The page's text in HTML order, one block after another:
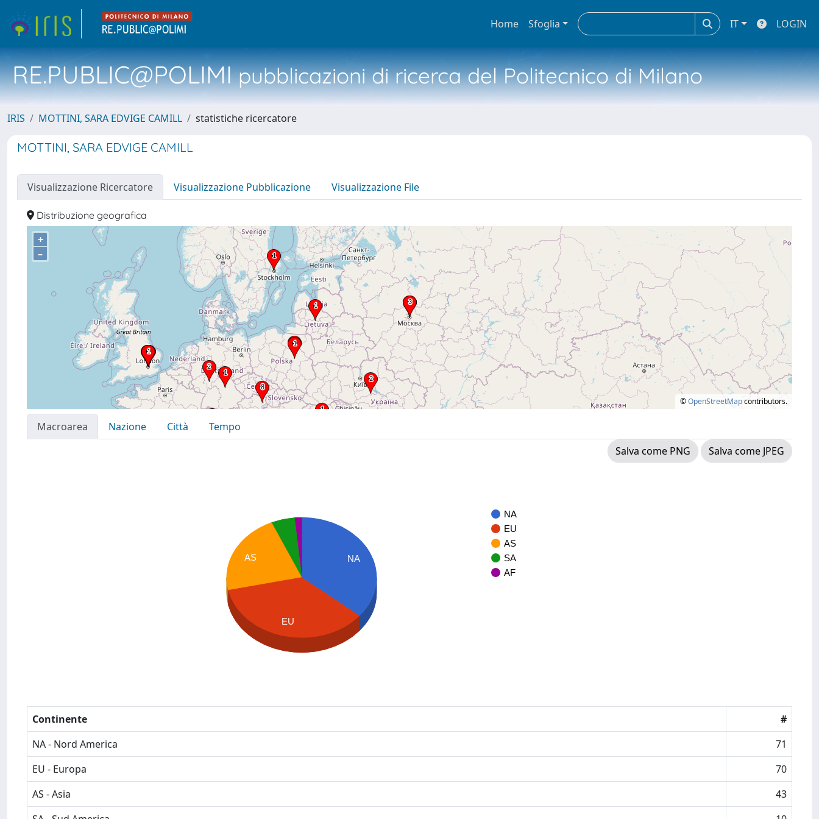
Home Sfoglia IT LOGIN
RE.PUBLIC@POLIMIpubblicazioni di ricerca del Politecnico di Milano
IRIS MOTTINI, SARA EDVIGE CAMILL statistiche ricercatore
MOTTINI, SARA EDVIGE CAMILL
Visualizzazione Ricercatore Visualizzazione Pubblicazione Visualizzazione File
Distribuzione geografica
+
–
©OpenStreetMapcontributors.
Macroarea Nazione Città
Tempo
Salva come PNG
Salva come JPEG
NA
EU
AS
SA
AF
NA
AS
EU
Continente
#
NA - Nord America
71
EU - Europa
70
AS - Asia
43